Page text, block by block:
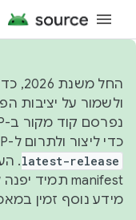
החל
ולשמור על יציבות
כדי ליצור ולתרום ל-AOSP, צריך להשתמש ב-
latest-release
.
מידע נוסף זמין